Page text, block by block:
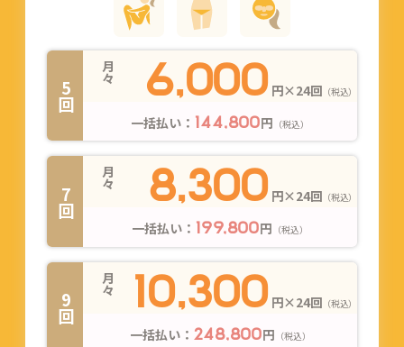
5回
月々 6,000 円×24回 （税込）
一括払い： 144,800円 （税込）
7回
月々 8,300 円×24回 （税込）
一括払い： 199,800円 （税込）
9回
月々 10,300 円×24回 （税込）
一括払い： 248,800円 （税込）